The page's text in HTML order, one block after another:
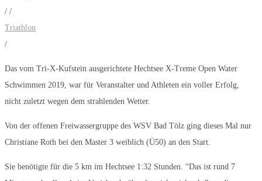
/ /
Triathlon
/
Das vom Tri-X-Kufstein ausgerichtete Hechtsee X-Treme Open Water
Schwimmen 2019, war für Veranstalter und Athleten ein voller Erfolg,
nicht zuletzt wegen dem strahlenden Wetter.
Von der offenen Freiwassergruppe des WSV Bad Tölz ging dieses Mal nur
Christiane Roth bei den Master 3 weiblich (Ü50) an den Start.
Sie benötigte für die 5 km im Hechtsee 1:32 Stunden. “Das ist rund 7